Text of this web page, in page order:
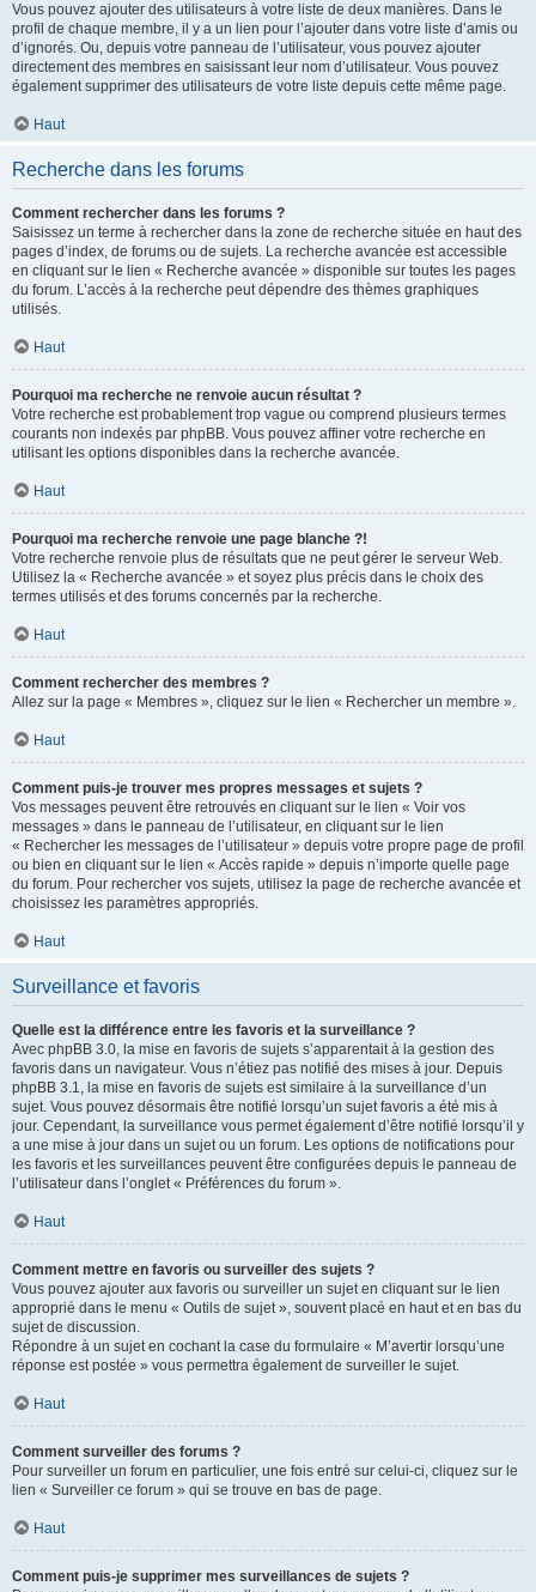
Vous pouvez ajouter des utilisateurs à votre liste de deux manières. Dans le
profil de chaque membre, il y a un lien pour l’ajouter dans votre liste d’amis ou
d’ignorés. Ou, depuis votre panneau de l’utilisateur, vous pouvez ajouter
directement des membres en saisissant leur nom d’utilisateur. Vous pouvez
également supprimer des utilisateurs de votre liste depuis cette même page.
Haut
Recherche dans les forums
Comment rechercher dans les forums ?
Saisissez un terme à rechercher dans la zone de recherche située en haut des
pages d’index, de forums ou de sujets. La recherche avancée est accessible
en cliquant sur le lien « Recherche avancée » disponible sur toutes les pages
du forum. L’accès à la recherche peut dépendre des thèmes graphiques
utilisés.
Haut
Pourquoi ma recherche ne renvoie aucun résultat ?
Votre recherche est probablement trop vague ou comprend plusieurs termes
courants non indexés par phpBB. Vous pouvez affiner votre recherche en
utilisant les options disponibles dans la recherche avancée.
Haut
Pourquoi ma recherche renvoie une page blanche ?!
Votre recherche renvoie plus de résultats que ne peut gérer le serveur Web.
Utilisez la « Recherche avancée » et soyez plus précis dans le choix des
termes utilisés et des forums concernés par la recherche.
Haut
Comment rechercher des membres ?
Allez sur la page « Membres », cliquez sur le lien « Rechercher un membre ».
Haut
Comment puis-je trouver mes propres messages et sujets ?
Vos messages peuvent être retrouvés en cliquant sur le lien « Voir vos
messages » dans le panneau de l’utilisateur, en cliquant sur le lien
« Rechercher les messages de l’utilisateur » depuis votre propre page de profil
ou bien en cliquant sur le lien « Accès rapide » depuis n’importe quelle page
du forum. Pour rechercher vos sujets, utilisez la page de recherche avancée et
choisissez les paramètres appropriés.
Haut
Surveillance et favoris
Quelle est la différence entre les favoris et la surveillance ?
Avec phpBB 3.0, la mise en favoris de sujets s’apparentait à la gestion des
favoris dans un navigateur. Vous n’étiez pas notifié des mises à jour. Depuis
phpBB 3.1, la mise en favoris de sujets est similaire à la surveillance d’un
sujet. Vous pouvez désormais être notifié lorsqu’un sujet favoris a été mis à
jour. Cependant, la surveillance vous permet également d’être notifié lorsqu’il y
a une mise à jour dans un sujet ou un forum. Les options de notifications pour
les favoris et les surveillances peuvent être configurées depuis le panneau de
l’utilisateur dans l’onglet « Préférences du forum ».
Haut
Comment mettre en favoris ou surveiller des sujets ?
Vous pouvez ajouter aux favoris ou surveiller un sujet en cliquant sur le lien
approprié dans le menu « Outils de sujet », souvent placé en haut et en bas du
sujet de discussion.
Répondre à un sujet en cochant la case du formulaire « M’avertir lorsqu’une
réponse est postée » vous permettra également de surveiller le sujet.
Haut
Comment surveiller des forums ?
Pour surveiller un forum en particulier, une fois entré sur celui-ci, cliquez sur le
lien « Surveiller ce forum » qui se trouve en bas de page.
Haut
Comment puis-je supprimer mes surveillances de sujets ?